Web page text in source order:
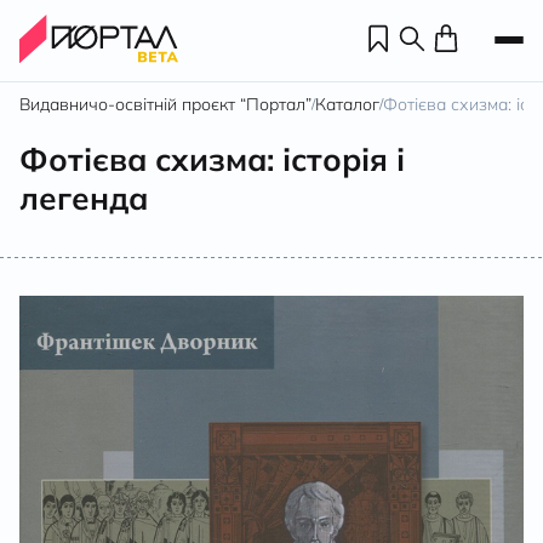
Видавничо-освітній проєкт “Портал”/Каталог/Фотієва схизма:
Фотієва схизма: історія і
легенда